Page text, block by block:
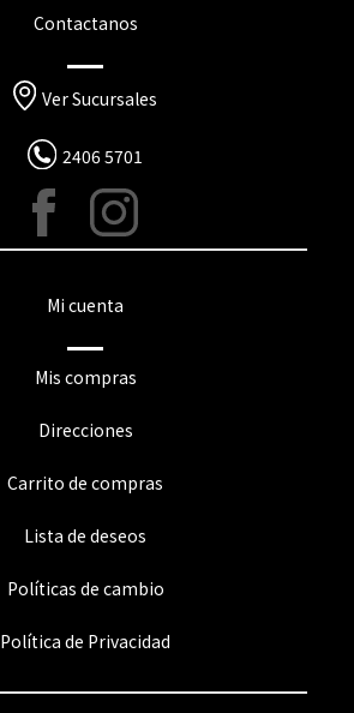
Contactanos
Ver Sucursales
2406 5701
Mi cuenta
Mis compras
Direcciones
Carrito de compras
Lista de deseos
Políticas de cambio
Política de Privacidad